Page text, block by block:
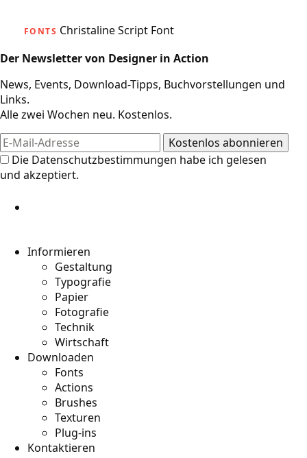
FONTS Christaline Script Font
Der Newsletter von Designer in Action
News, Events, Download-Tipps, Buchvorstellungen und
Links.
Alle zwei Wochen neu. Kostenlos.
Die Datenschutzbestimmungen habe ich gelesen
und akzeptiert.
Informieren
Gestaltung
Typografie
Papier
Fotografie
Technik
Wirtschaft
Downloaden
Fonts
Actions
Brushes
Texturen
Plug-ins
Kontaktieren